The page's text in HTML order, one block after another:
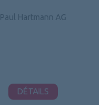
Paul Hartmann AG
DÉTAILS